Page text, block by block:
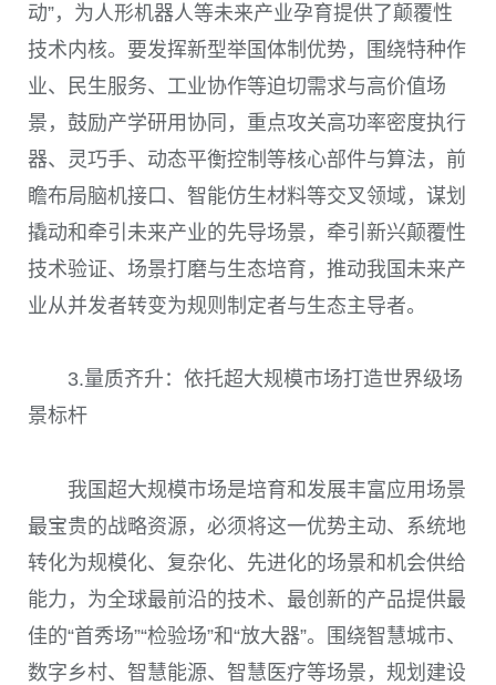
动”，为人形机器人等未来产业孕育提供了颠覆性
技术内核。要发挥新型举国体制优势，围绕特种作
业、民生服务、工业协作等迫切需求与高价值场
景，鼓励产学研用协同，重点攻关高功率密度执行
器、灵巧手、动态平衡控制等核心部件与算法，前
瞻布局脑机接口、智能仿生材料等交叉领域，谋划
撬动和牵引未来产业的先导场景，牵引新兴颠覆性
技术验证、场景打磨与生态培育，推动我国未来产
业从并发者转变为规则制定者与生态主导者。
3.量质齐升：依托超大规模市场打造世界级场
景标杆
我国超大规模市场是培育和发展丰富应用场景
最宝贵的战略资源，必须将这一优势主动、系统地
转化为规模化、复杂化、先进化的场景和机会供给
能力，为全球最前沿的技术、最创新的产品提供最
佳的“首秀场”“检验场”和“放大器”。围绕智慧城市、
数字乡村、智慧能源、智慧医疗等场景，规划建设